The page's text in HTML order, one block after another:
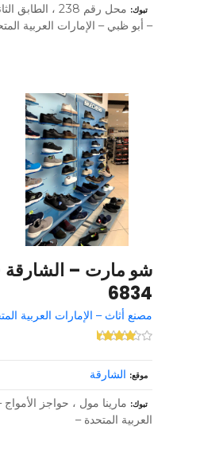
تبوك
محل رقم 238 ،
– أبو ظبي – الإمارات العربية
6834
مصنع أثاث – الإمارات العربية
موقع الشارقة
تبوك
مارينا مول ، حواجز
العربية المتحدة –